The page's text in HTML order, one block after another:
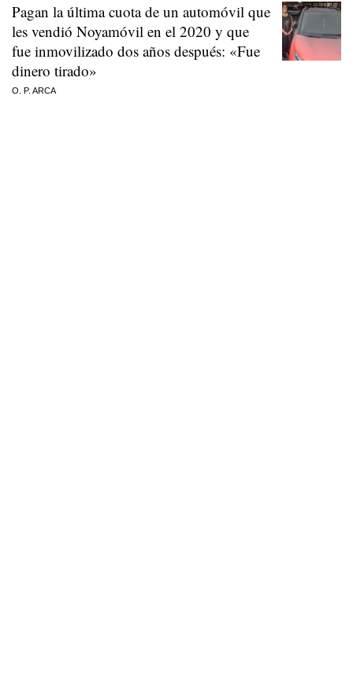
Pagan la última cuota de un automóvil que
les vendió Noyamóvil en el 2020 y que
fue inmovilizado dos años después: «Fue
dinero tirado»
O. P. ARCA